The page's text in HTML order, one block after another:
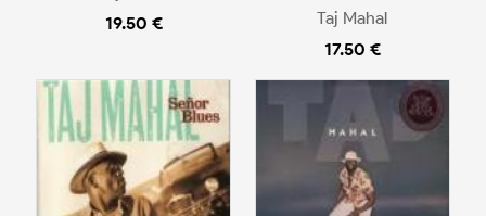
19.50 €
Taj Mahal
17.50 €